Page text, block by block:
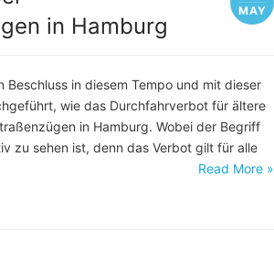
in Hamburg
MAY
Beschluss in diesem Tempo und mit dieser
wie das Durchfahrverbot für ältere
in Hamburg. Wobei der Begriff
zu sehen ist, denn das Verbot gilt für alle
Read More »